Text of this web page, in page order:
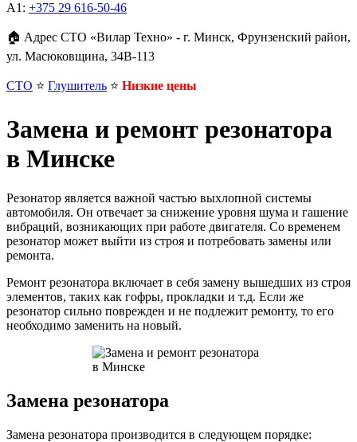
A1: +375 29 616-50-46
🏠 Адрес СТО «Вилар Техно» - г. Минск, Фрунзенский район,
ул. Масюковщина, 34В-113
СТО ⭐️ Глушитель ⭐️ Низкие цены
Замена и ремонт резонатора
в Минске
Резонатор является важной частью выхлопной системы
автомобиля. Он отвечает за снижение уровня шума и гашение
вибраций, возникающих при работе двигателя. Со временем
резонатор может выйти из строя и потребовать замены или
ремонта.
Ремонт резонатора включает в себя замену вышедших из строя
элементов, таких как гофры, прокладки и т.д. Если же
резонатор сильно поврежден и не подлежит ремонту, то его
необходимо заменить на новый.
Замена резонатора
Замена резонатора производится в следующем порядке: